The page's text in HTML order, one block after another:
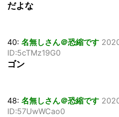
だよな
40: 名無しさん＠恐縮です
ID:5cTMz19G0
ゴン
48: 名無しさん＠恐縮です
ID:57UwWCao0